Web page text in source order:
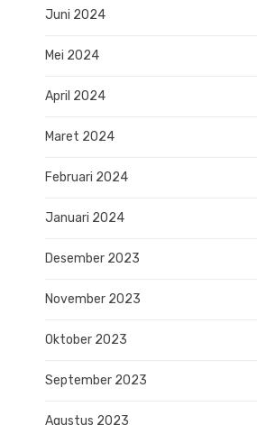
Juni 2024
Mei 2024
April 2024
Maret 2024
Februari 2024
Januari 2024
Desember 2023
November 2023
Oktober 2023
September 2023
Agustus 2023